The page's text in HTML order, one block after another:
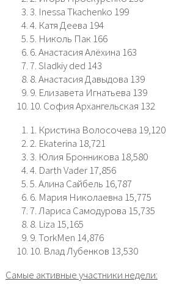
3. Inessa Tkachenko 199
4. Катя Деева 194
5. Николь Пак 166
6. Анастасия Алёхина 163
7. Sladkiy ded 143
8. Анастасия Давыдова 139
9. Елизавета Игнатьева 139
10. София Архангельская 132
1. Кристина Волосочева 19,120
2. Ekaterina 18,721
3. Юлия Бронникова 18,580
4. Darth Vader 17,856
5. Алина Сайбель 16,787
6. Мария Николаевна 15,775
7. Лариса Самодурова 15,735
8. Liza 15,165
9. TorkMen 14,876
10. Влад Лубенков 13,530
Самые активные участники недели: